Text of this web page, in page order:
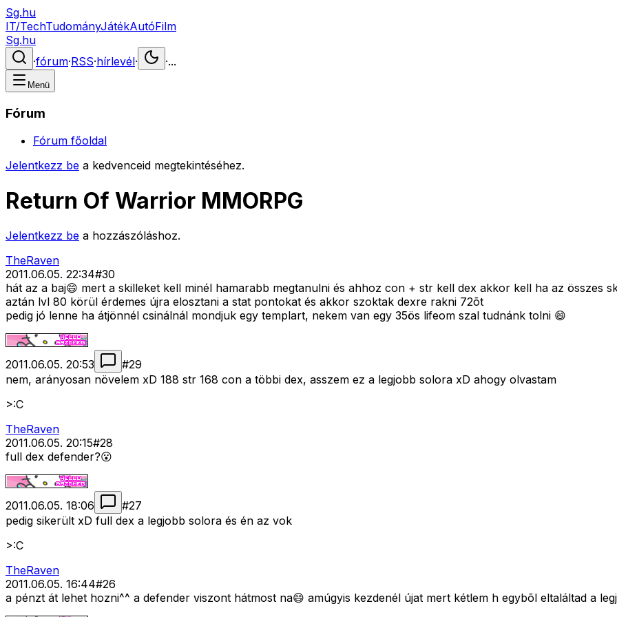
Sg.hu
IT/TechTudományJátékAutóFilm
Sg.hu
·fórum·RSS·hírlevél· ·...
Menü
Fórum
Fórum főoldal
Jelentkezz be a kedvenceid megtekintéséhez.
Return Of Warrior MMORPG
Jelentkezz be a hozzászóláshoz.
TheRaven
2011.06.05. 22:34#30
hát az a baj😄 mert a skilleket kell minél hamarabb megtanulni és ahhoz con + str kell dex akkor kell ha az összes
aztán lvl 80 körül érdemes újra elosztani a stat pontokat és akkor szoktak dexre rakni 72õt
pedig jó lenne ha átjönnél csinálnál mondjuk egy templart, nekem van egy 35ös lifeom szal tudnánk tolni 😄
2011.06.05. 20:53 #29
nem, arányosan növelem xD 188 str 168 con a többi dex, asszem ez a legjobb solora xD ahogy olvastam
>:C
TheRaven
2011.06.05. 20:15#28
full dex defender?😮
2011.06.05. 18:06 #27
pedig sikerült xD full dex a legjobb solora és én az vok
>:C
TheRaven
2011.06.05. 16:44#26
a pénzt át lehet hozni^^ a defender viszont hátmost na😄 amúgyis kezdenél újat mert kétlem h egybõl eltaláltad a